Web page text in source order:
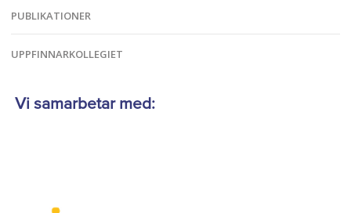
PUBLIKATIONER
UPPFINNARKOLLEGIET
Vi samarbetar med: